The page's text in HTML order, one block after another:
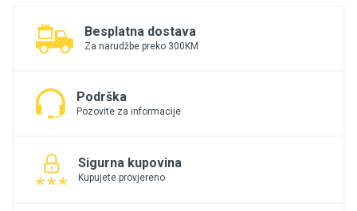
Besplatna dostava
Za narudžbe preko 300KM
Podrška
Pozovite za informacije
Sigurna kupovina
Kupujete provjereno